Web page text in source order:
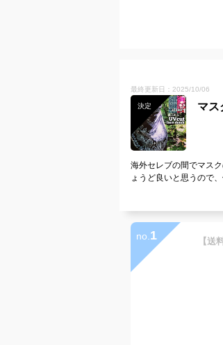
最終更新日：2025/10/06
決定 マス
海外セレブの間でマス
ょうど良いと思うので
no. 1